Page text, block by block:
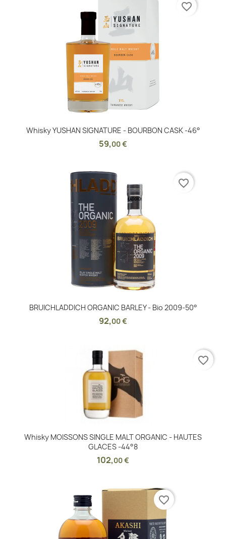
Whisky YUSHAN SIGNATURE - BOURBON CASK -46°
59,00 €
favorite_border
BRUICHLADDICH ORGANIC BARLEY - Bio 2009-50°
92,00 €
favorite_border
Whisky MOISSONS SINGLE MALT ORGANIC - HAUTES
GLACES -44°8
102,00 €
favorite_border
favorite_border